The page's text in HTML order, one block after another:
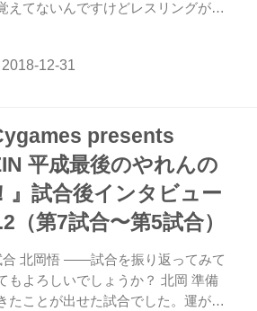
えてないんですけどレスリングが強
いうのは、夢中になっていたという
す。試合が終わったばかりなので。
したか？ 宮田 すごい力があるとい
レスリング的な力があるので、普通
形の技は全部持ち上げられちゃう
れから時間はかかると思うんですけ
ごくポテンシャルのある選手だと思
した。 ——制圧している印象でした
田 そうですか？1R負けてるかなと
いたん...
presents
平成最後のやれんの
』試合後インタビュー
（第7試合〜第5試合）
合 北岡悟 ——試合を振り返ってみて
もよろしいでしょうか？ 北岡 準備
たことが出せた試合でした。運がい